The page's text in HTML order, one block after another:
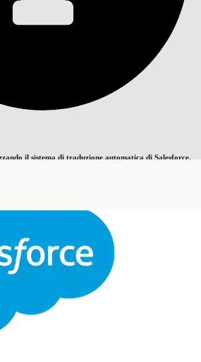
il sistema di traduzione automatica di Salesforce.